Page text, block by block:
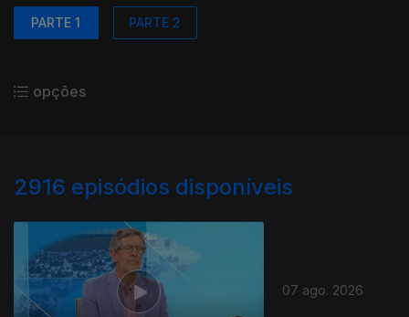
PARTE 1 PARTE 2
opções
2916 episódios disponíveis
07 ago. 2026